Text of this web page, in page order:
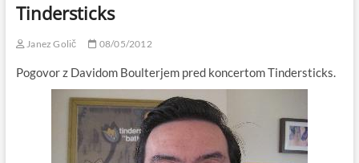
Tindersticks
Janez Golič 08/05/2012
Pogovor z Davidom Boulterjem pred koncertom Tindersticks.